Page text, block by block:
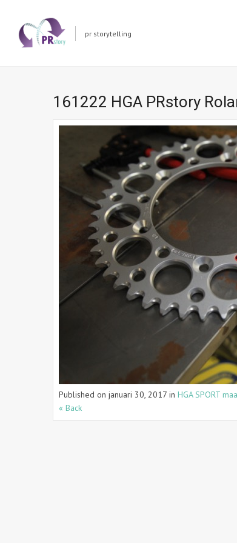
pr storytelling
161222 HGA PRstory
Published on januari 30, 2017 in HGA SPORT
« Back